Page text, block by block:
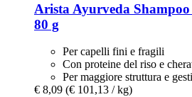
Arista Ayurveda
80 g
Per capelli fini e fragili
Con proteine del riso e
Per maggiore struttura e
€ 8,09 (€ 101,13 / kg)